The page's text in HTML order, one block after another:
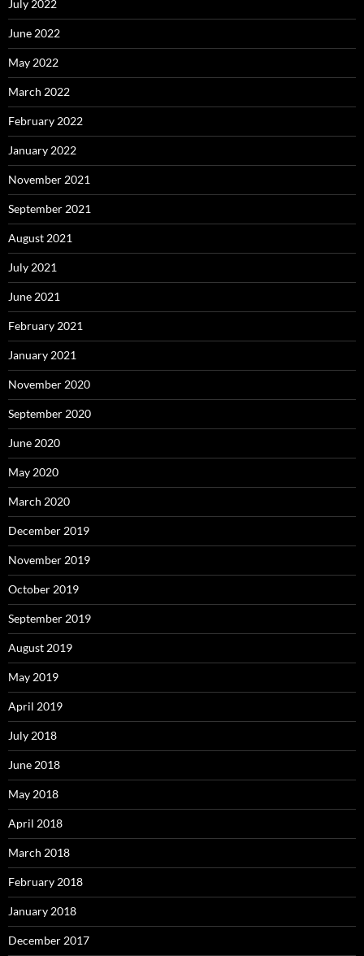
July 2022
June 2022
May 2022
March 2022
February 2022
January 2022
November 2021
September 2021
August 2021
July 2021
June 2021
February 2021
January 2021
November 2020
September 2020
June 2020
May 2020
March 2020
December 2019
November 2019
October 2019
September 2019
August 2019
May 2019
April 2019
July 2018
June 2018
May 2018
April 2018
March 2018
February 2018
January 2018
December 2017